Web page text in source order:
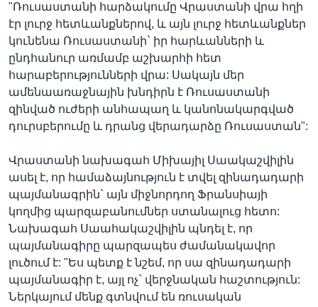
"Ռուսաստանի հարձակումը Վրաստանի վրա հղի
էր լուրջ հետևանքներով, և այն լուրջ հետևանքներ
կունենա Ռուսաստանի` իր հարևանների և
ընդհանուր առմամբ աշխարհի հետ
հարաբերությունների վրա: Սակայն մեր
ամենաառաջնային խնդիրն է Ռուսաստանի
զինված ուժերի անհապաղ և կանոնակարգված
դուրսբերումը և դրանց վերադարձը Ռուսաստան":
Վրաստանի նախագահ Միխայիլ Սաակաշվիլին
ասել է, որ համաձայնություն է տվել զինադադարի
պայմանագրին` այն միջնորդող Ֆրանսիայի
կողմից պարզաբանումներ ստանալուց հետո:
Նախագահ Սաահակաշվիլին պնդել է, որ
պայմանագիրը պարզապես ժամանակավոր
լուծում է: "Ես պետք է նշեմ, որ սա զինադադարի
պայմանագիր է, այլ ոչ` վերջնական հաշտություն:
Ներկայում մենք գտնվում են ռուսական